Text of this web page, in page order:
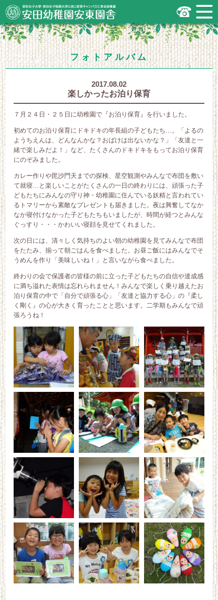
広島市安佐南区の安田幼稚園安東園舎
｜安田女子大学・安田女子短期大学と
同じ安東キャンパスにある幼稚園
.
安田女子大学・安田女子短期大学と同じ
安東キャンパスにある幼稚園
フォトアルバム
2017.08.02
楽しかったお泊り保育
７月２４日・２５日に幼稚園で『お泊り保育』を行いました。
初めてのお泊り保育にドキドキの年長組の子どもたち…。「よるの
ようちえんは、どんなんかな？おばけは出ないかな？」「友達と一
緒で楽しみだよ！」など、たくさんのドキドキをもってお泊り保育
にのぞみました。
カレー作りや毘沙門天までの探検、星空観測やみんなで布団を敷い
て就寝…と楽しいことがたくさんの一日の終わりには、頑張った子
どもたちにみんなの守り神・幼稚園に住んでいる妖精と言われてい
るトマリーから素敵なプレゼントも届きました。夜は興奮してなか
なか寝付けなかった子どもたちもいましたが、時間が経つとみんな
ぐっすり・・・かわいい寝顔を見せてくれました。
次の日には、清々しく気持ちのよい朝の幼稚園を見てみんなで布団
をたたみ、揃って朝ごはんを食べました。お昼ご飯にはみんなでそ
うめんを作り「美味しいね！」と言いながら食べました。
終わりの会で保護者の皆様の前に立った子どもたちの自信や達成感
に満ち溢れた表情は忘れられません！みんなで楽しく乗り越えたお
泊り保育の中で「自分で頑張る心」「友達と協力する心」の『柔し
く剛く』の心が大きく育ったことと思います。二学期もみんなで頑
張ろうね！